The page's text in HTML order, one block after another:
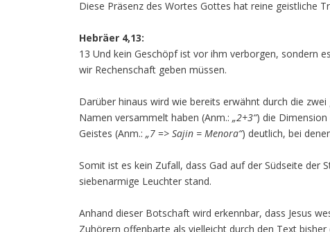
Diese Präsenz des Wortes Gottes hat reine geistliche
Hebräer 4,13:
13 Und kein Geschöpf ist vor ihm verborgen, sondern
wir Rechenschaft geben müssen.
Darüber hinaus wird wie bereits erwähnt durch die
Namen versammelt haben (Anm.: „2+3“) die Dimension
Geistes (Anm.: „7 => Sajin = Menora“) deutlich, bei
Somit ist es kein Zufall, dass Gad auf der Südseite
siebenarmige Leuchter stand.
Anhand dieser Botschaft wird erkennbar, dass Jesus
Zuhörern offenbarte als vielleicht durch den Text bisher